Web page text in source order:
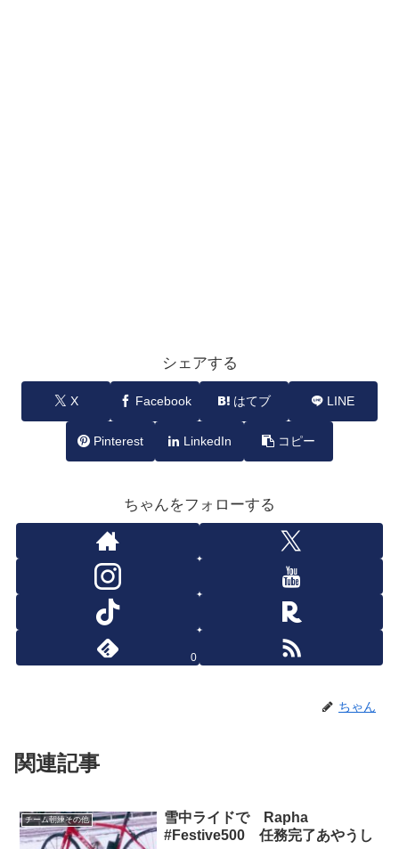
シェアする
X Facebook はてブ LINE
Pinterest LinkedIn コピー
ちゃんをフォローする
0
ちゃん
関連記事
チーム朝練その他
雪中ライドで Rapha
#Festive500 任務完了あやうし